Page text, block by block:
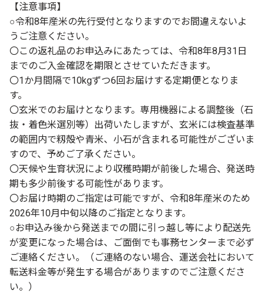
【注意事項】
○令和8年産米の先行受付となりますのでお間違えないよ
うご注意ください。
〇この返礼品のお申込みにあたっては、令和8年8月31日
までのご入金確認を期限とさせていただきます。
〇1か月間隔で10kgずつ6回お届けする定期便となりま
す。
〇玄米でのお届けとなります。専用機器による調整後（石
抜・着色米選別等）出荷いたしますが、玄米には検査基準
の範囲内で籾殻や青米、小石が含まれる可能性がございま
すので、予めご了承ください。
〇天候や生育状況により収穫時期が前後した場合、発送時
期も多少前後する可能性があります。
〇お届け時期のご指定は可能ですが、令和8年産米のため
2026年10月中旬以降のご指定となります。
○お申込み後から発送までの間に引っ越し等により配送先
が変更になった場合は、ご面倒でも事務センターまで必ず
ご連絡ください。（ご連絡のない場合、運送会社において
転送料金等が発生する場合がありますのでご注意くださ
い。）